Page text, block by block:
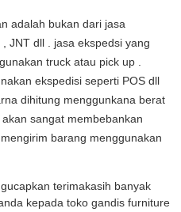
adalah bukan dari jasa
JNT dll . jasa ekspedsi yang
truck atau pick up .
ekspedisi seperti POS dll
dihitung menggunkana berat
sangat membebankan
barang menggunakan
terimakasih banyak
kepada toko gandis furniture